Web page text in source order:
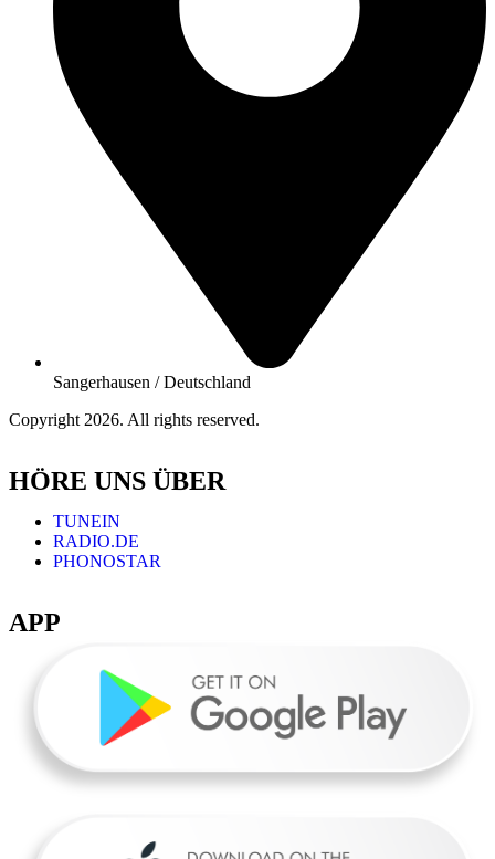
Sangerhausen / Deutschland
Copyright 2026. All rights reserved.
HÖRE UNS ÜBER
TUNEIN
RADIO.DE
PHONOSTAR
APP